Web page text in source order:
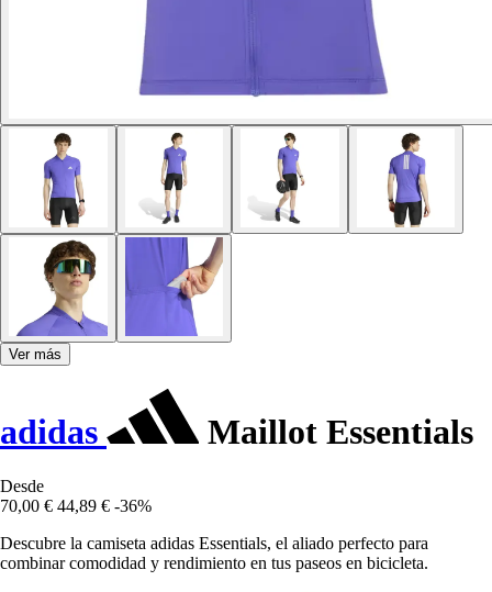
Ver más
adidas Maillot Essentials
Desde
70,00 € 44,89 € -36%
Descubre la camiseta adidas Essentials, el aliado perfecto para
combinar comodidad y rendimiento en tus paseos en bicicleta.